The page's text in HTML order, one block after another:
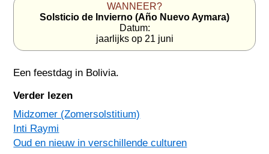
WANNEER?
Solsticio de Invierno (Año Nuevo Aymara)
Datum:
jaarlijks op 21 juni
Een feestdag in Bolivia.
Verder lezen
Midzomer (Zomersolstitium)
Inti Raymi
Oud en nieuw in verschillende culturen